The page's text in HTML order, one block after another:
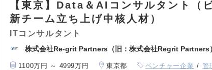
【東京】Data＆AIコンサルタント（
新チーム立ち上げ中核人材）
ITコンサルタント
株式会社Re-grit Partners（旧：株式会社Regrit Partners）
1100万円 ～ 4999万円 東京都 ベンチャー企業 管